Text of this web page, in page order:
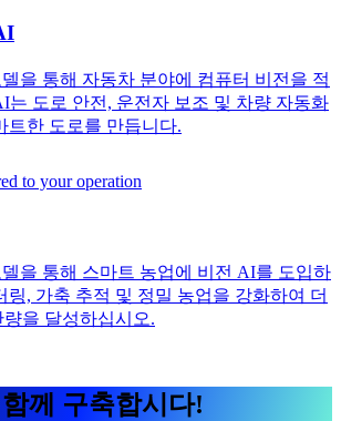
을 통해 자동차 분야에 컴퓨터 비전을 적
는 도로 안전, 운전자 보조 및 차량 자동화
트한 도로를 만듭니다.
을 통해 스마트 농업에 비전 AI를 도입하
링, 가축 추적 및 정밀 농업을 강화하여 더
을 달성하십시오.
께 구축합시다!